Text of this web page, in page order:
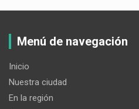
Menú de navegación
Inicio
Nuestra ciudad
En la región